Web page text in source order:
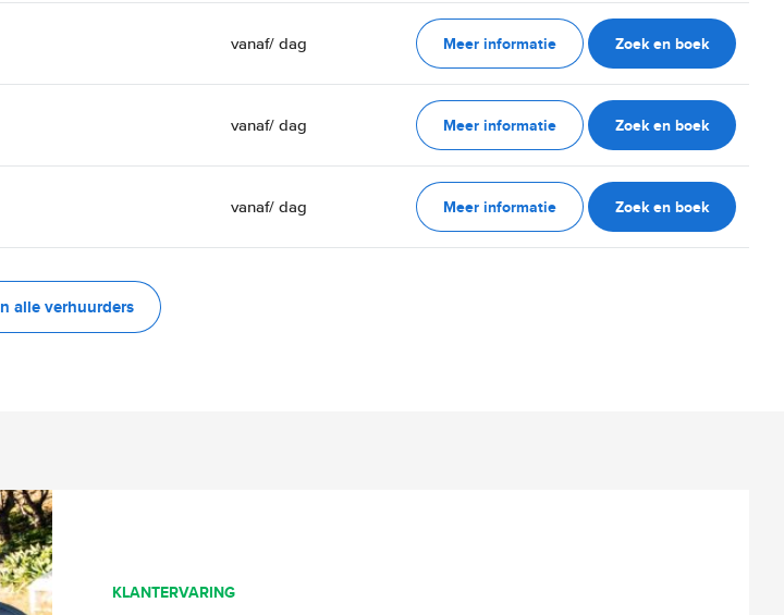
vanaf/ dag Meer informatie Zoek en boek
vanaf/ dag Meer informatie Zoek en boek
vanaf/ dag Meer informatie Zoek en boek
alle verhuurders
KLANTERVARING